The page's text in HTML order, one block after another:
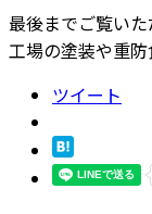
最後までご覧いた
工場の塗装や重
ツイート